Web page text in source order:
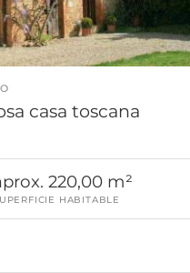
casa toscana
220,00 m²
HABITABLE